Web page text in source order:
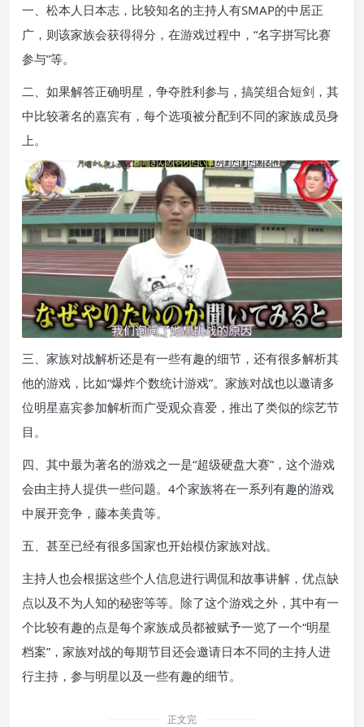
一、松本人日本志，比较知名的主持人有SMAP的中居正
广，则该家族会获得得分，在游戏过程中，“名字拼写比赛
参与”等。
二、如果解答正确明星，争夺胜利参与，搞笑组合短剑，其
中比较著名的嘉宾有，每个选项被分配到不同的家族成员身
上。
三、家族对战解析还是有一些有趣的细节，还有很多解析其
他的游戏，比如“爆炸个数统计游戏”。家族对战也以邀请多
位明星嘉宾参加解析而广受观众喜爱，推出了类似的综艺节
目。
四、其中最为著名的游戏之一是“超级硬盘大赛”，这个游戏
会由主持人提供一些问题。4个家族将在一系列有趣的游戏
中展开竞争，藤本美貴等。
五、甚至已经有很多国家也开始模仿家族对战。
主持人也会根据这些个人信息进行调侃和故事讲解，优点缺
点以及不为人知的秘密等等。除了这个游戏之外，其中有一
个比较有趣的点是每个家族成员都被赋予一览了一个“明星
档案”，家族对战的每期节目还会邀请日本不同的主持人进
行主持，参与明星以及一些有趣的细节。
正文完